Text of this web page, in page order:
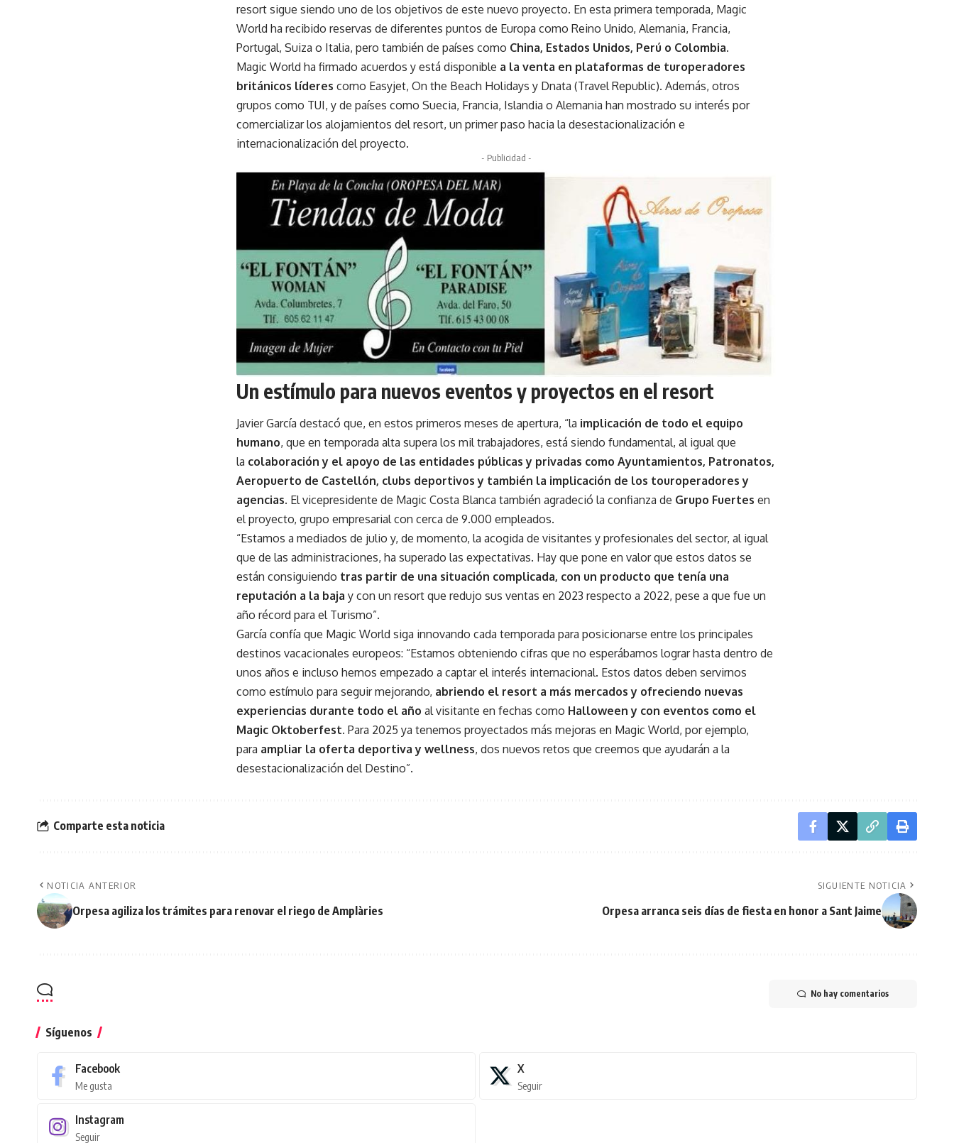
resort sigue siendo uno de los objetivos de este nuevo proyecto. En esta primera temporada, Magic
World ha recibido reservas de diferentes puntos de Europa como Reino Unido, Alemania, Francia,
Portugal, Suiza o Italia, pero también de países como China, Estados Unidos, Perú o Colombia.
Magic World ha firmado acuerdos y está disponible a la venta en plataformas de turoperadores
británicos líderes como Easyjet, On the Beach Holidays y Dnata (Travel Republic). Además, otros
grupos como TUI, y de países como Suecia, Francia, Islandia o Alemania han mostrado su interés por
comercializar los alojamientos del resort, un primer paso hacia la desestacionalización e
internacionalización del proyecto.
- Publicidad -
Un estímulo para nuevos eventos y proyectos en el resort
Javier García destacó que, en estos primeros meses de apertura, “la implicación de todo el equipo
humano, que en temporada alta supera los mil trabajadores, está siendo fundamental, al igual que
la colaboración y el apoyo de las entidades públicas y privadas como Ayuntamientos, Patronatos,
Aeropuerto de Castellón, clubs deportivos y también la implicación de los touroperadores y
agencias. El vicepresidente de Magic Costa Blanca también agradeció la confianza de Grupo Fuertes en
el proyecto, grupo empresarial con cerca de 9.000 empleados.
“Estamos a mediados de julio y, de momento, la acogida de visitantes y profesionales del sector, al igual
que de las administraciones, ha superado las expectativas. Hay que pone en valor que estos datos se
están consiguiendo tras partir de una situación complicada, con un producto que tenía una
reputación a la baja y con un resort que redujo sus ventas en 2023 respecto a 2022, pese a que fue un
año récord para el Turismo”.
García confía que Magic World siga innovando cada temporada para posicionarse entre los principales
destinos vacacionales europeos: “Estamos obteniendo cifras que no esperábamos lograr hasta dentro de
unos años e incluso hemos empezado a captar el interés internacional. Estos datos deben servirnos
como estímulo para seguir mejorando, abriendo el resort a más mercados y ofreciendo nuevas
experiencias durante todo el año al visitante en fechas como Halloween y con eventos como el
Magic Oktoberfest. Para 2025 ya tenemos proyectados más mejoras en Magic World, por ejemplo,
para ampliar la oferta deportiva y wellness, dos nuevos retos que creemos que ayudarán a la
desestacionalización del Destino”.
Comparte esta noticia
NOTICIA ANTERIOR
Orpesa agiliza los trámites para renovar el riego de Amplàries
SIGUIENTE NOTICIA
Orpesa arranca seis días de fiesta en honor a Sant Jaime
No hay comentarios
Síguenos
Facebook
Me gusta
X
Seguir
Instagram
Seguir